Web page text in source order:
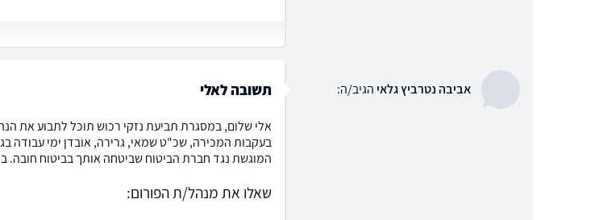
אביבה נטרביץ גלאי הגיב/ה: תשובה לאלי
אלי שלום, במסגרת תביעת נזקי רכוש תוכל לתבוע את
בעקבות המכירה, שכ"ט שמאי, גרירה, אובדן ימי עבודה
המוגשת נגד חברת הביטוח שביטחה אותך בביטוח חובה.
שאלו את מנהל/ת הפורום: